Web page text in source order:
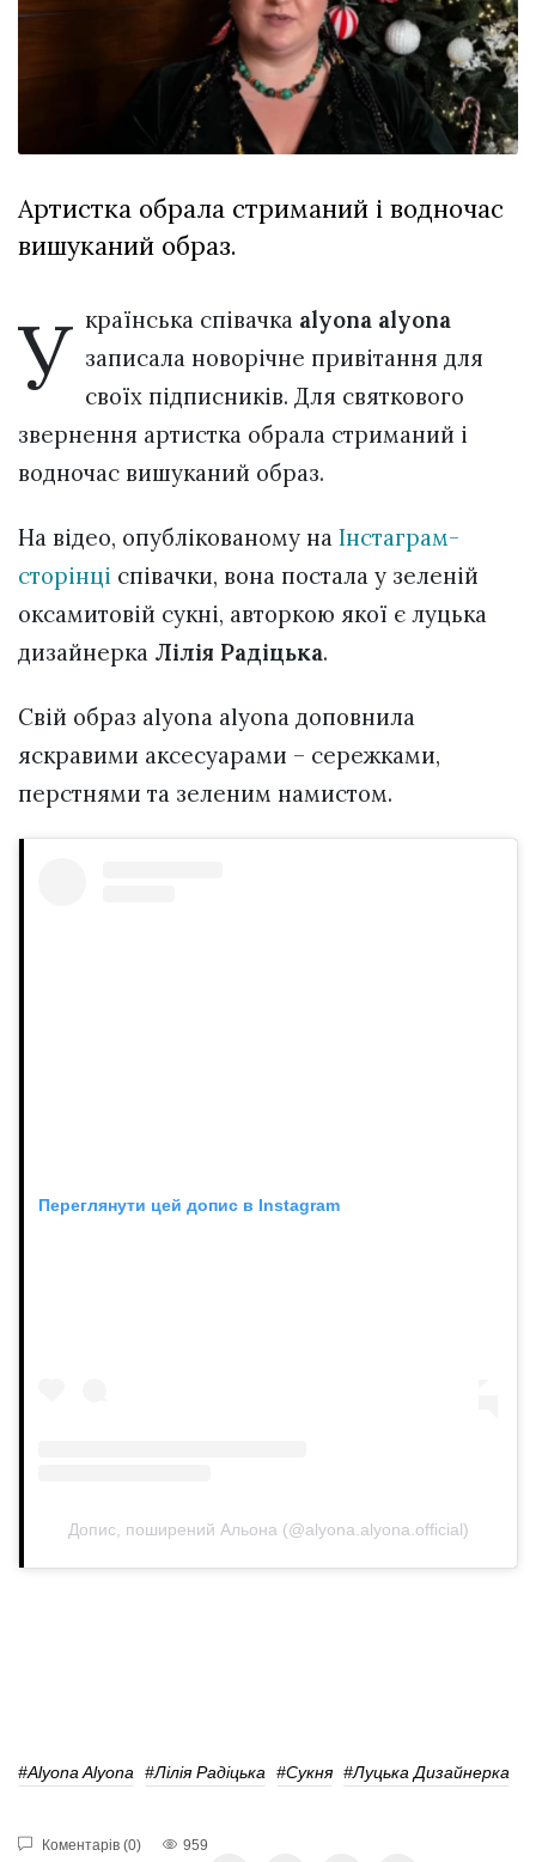
Спартакіада
VolWe...
29 Липня 2026
544 переглядів
Всі розділи
Лайф
Афіша
Контакти
Політика конфіденційності
Артистка обрала стриманий і водночас
вишуканий образ.
У країнська співачка аlyona alyona
записала новорічне привітання для
своїх підписників. Для святкового
звернення артистка обрала стриманий і
водночас вишуканий образ.
На відео, опублікованому на Інстаграм-
сторінці співачки, вона постала у зеленій
оксамитовій сукні, авторкою якої є луцька
дизайнерка Лілія Радіцька.
Свій образ аlyona alyona доповнила
яскравими аксесуарами – сережками,
перстнями та зеленим намистом.
Переглянути цей допис в Instagram
Допис, поширений Альона (@alyona.alyona.official)
#Alyona Alyona #Лілія Радіцька #Сукня #Луцька Дизайнерка
Коментарів (0) 959